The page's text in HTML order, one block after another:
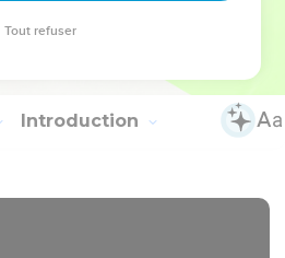
Introduction
Tout refuser